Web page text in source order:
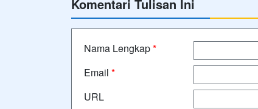
Komentari Tulisan Ini
Nama Lengkap*
Email *
URL